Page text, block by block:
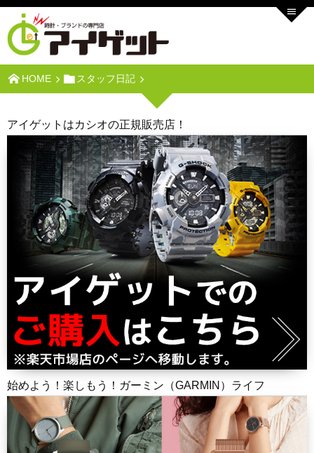
HOME スタッフ日記
アイゲットはカシオの正規販売店！
始めよう！楽しもう！ガーミン（GARMIN）ライフ